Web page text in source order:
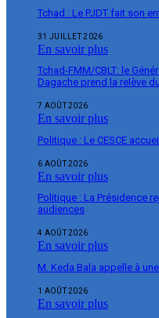
Tchad : Le PJDT fait son
31 JUILLET 2026
En savoir plus
Tchad-FMM/CBLT: le
Dagache prend la relève
7 AOÛT 2026
En savoir plus
Politique : Le CESCE
6 AOÛT 2026
En savoir plus
Politique : La Présidence
audiences
4 AOÛT 2026
En savoir plus
M. Keda Bala appelle à
1 AOÛT 2026
En savoir plus